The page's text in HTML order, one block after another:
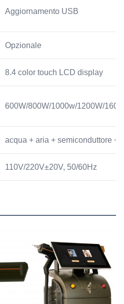
Aggiornamento USB
Opzionale
8.4 color touch LCD display
600W/800W/1000w/1200W/
acqua + aria + semiconduttore +
110V/220V±20V, 50/60Hz